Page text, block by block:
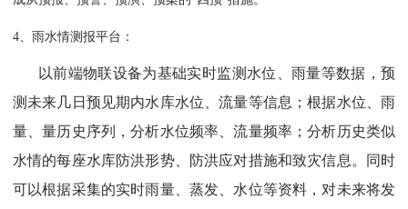
4、雨水情测报平台：
以前端物联设备为基础实时监测水位、雨量等数据，预
测未来几日预见期内水库水位、流量等信息；根据水位、雨
量、量历史序列，分析水位频率、流量频率；分析历史类似
水情的每座水库防洪形势、防洪应对措施和致灾信息。同时
可以根据采集的实时雨量、蒸发、水位等资料，对未来将发